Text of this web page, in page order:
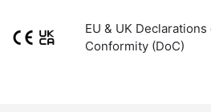
EU & UK Declarations
Conformity (DoC)